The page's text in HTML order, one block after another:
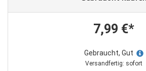
7,99 €*
Gebraucht, Gut
Versandfertig: sofort